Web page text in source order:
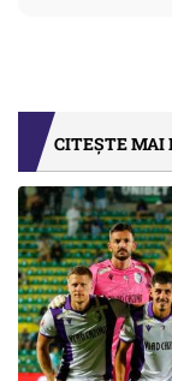
CITEȘTE MAI